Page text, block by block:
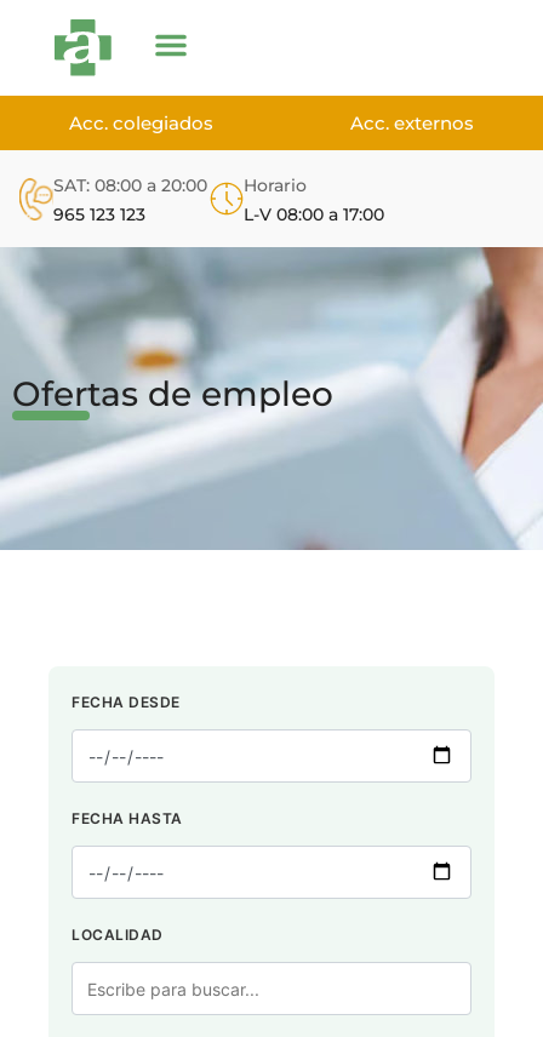
Acc. colegiados Acc. externos
SAT: 08:00 a 20:00
965 123 123
Horario
L-V 08:00 a 17:00
Ofertas de empleo
FECHA DESDE
FECHA HASTA
LOCALIDAD